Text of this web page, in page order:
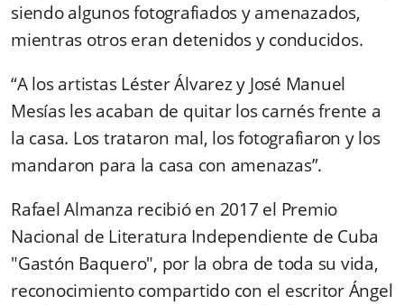
siendo algunos fotografiados y amenazados,
mientras otros eran detenidos y conducidos.
“A los artistas Léster Álvarez y José Manuel
Mesías les acaban de quitar los carnés frente a
la casa. Los trataron mal, los fotografiaron y los
mandaron para la casa con amenazas”.
Rafael Almanza recibió en 2017 el Premio
Nacional de Literatura Independiente de Cuba
"Gastón Baquero", por la obra de toda su vida,
reconocimiento compartido con el escritor Ángel